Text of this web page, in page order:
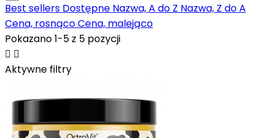
Best sellers Dostępne Nazwa, A do Z Nazwa, Z do A
Cena, rosnącoCena, malejąco
Pokazano 1-5 z 5 pozycji
 
Aktywne filtry